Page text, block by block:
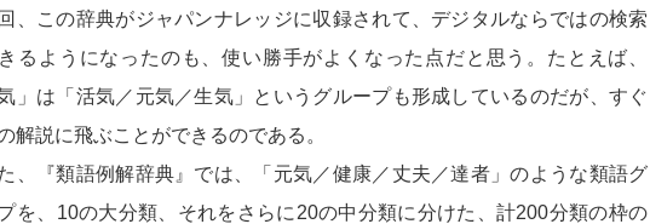
、この辞典がジャパンナレッジに収録されて、デジタルならではの検索
るようになったのも、使い勝手がよくなった点だと思う。たとえば、
気」は「活気／元気／生気」というグループも形成しているのだが、すぐ
解説に飛ぶことができるのである。
、『類語例解辞典』では、「元気／健康／丈夫／達者」のような類語グ
を、10の大分類、それをさらに20の中分類に分けた、計200分類の枠の